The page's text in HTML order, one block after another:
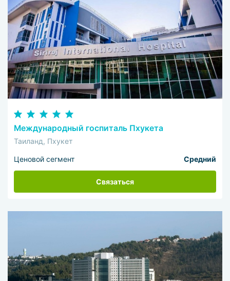
Международный госпиталь Пхукета
Таиланд, Пхукет
Ценовой сегмент Средний
Связаться